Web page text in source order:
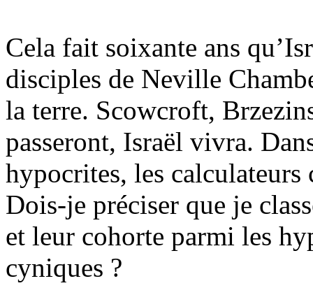
Cela fait soixante ans
disciples de Neville
la terre. Scowcroft,
passeront, Israël vivra.
hypocrites, les
Dois-je préciser que je
et leur cohorte parmi les
cyniques ?